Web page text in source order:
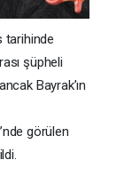
tarihinde
şüpheli
Bayrak’ın
görülen